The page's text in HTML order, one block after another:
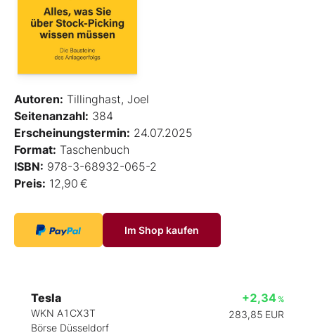
Autoren: Tillinghast, Joel
Seitenanzahl: 384
Erscheinungstermin: 24.07.2025
Format: Taschenbuch
ISBN: 978-3-68932-065-2
Preis: 12,90 €
Im Shop kaufen
Tesla
WKN A1CX3T
Börse Düsseldorf
+2,34 %
283,85 EUR